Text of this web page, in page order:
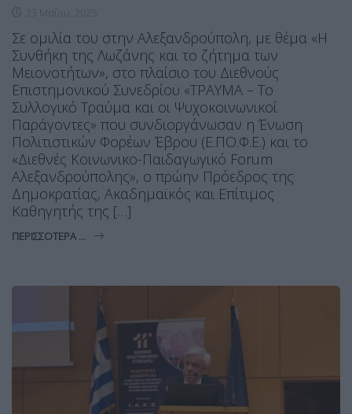
Σε ομιλία του στην Αλεξανδρούπολη, με θέμα «Η
Συνθήκη της Λωζάνης και το ζήτημα των
Μειονοτήτων», στο πλαίσιο του Διεθνούς
Επιστημονικού Συνεδρίου «ΤΡΑΥΜΑ – Το
Συλλογικό Τραύμα και οι Ψυχοκοινωνικοί
Παράγοντες» που συνδιοργάνωσαν η Ένωση
Πολιτιστικών Φορέων Έβρου (Ε.ΠΟ.Φ.Ε.) και το
«Διεθνές Κοινωνικο-Παιδαγωγικό Forum
Αλεξανδρούπολης», ο πρώην Πρόεδρος της
Δημοκρατίας, Ακαδημαϊκός και Επίτιμος
Καθηγητής της […]
ΠΕΡΙΣΣΌΤΕΡΑ ...